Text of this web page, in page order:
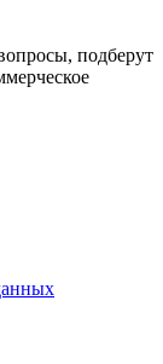
подберут